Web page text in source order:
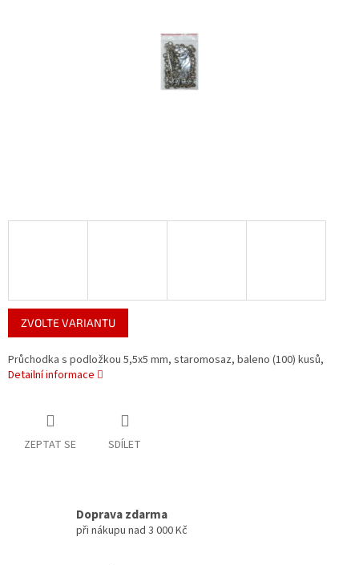
ZVOLTE VARIANTU
Průchodka s podložkou 5,5x5 mm, staromosaz, baleno (100) kusů,
Detailní informace
ZEPTAT SE SDÍLET
Doprava zdarma
při nákupu nad 3 000 Kč